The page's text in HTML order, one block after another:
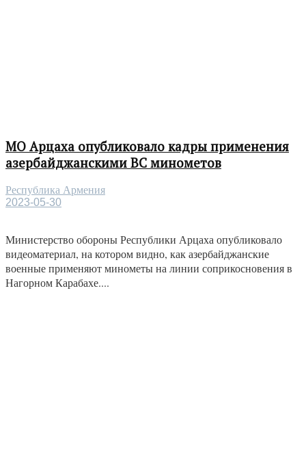
МО Арцаха опубликовало кадры применения
азербайджанскими ВС минометов
Республика Армения
2023-05-30
Министерство обороны Республики Арцаха опубликовало
видеоматериал, на котором видно, как азербайджанские
военные применяют минометы на линии соприкосновения в
Нагорном Карабахе....